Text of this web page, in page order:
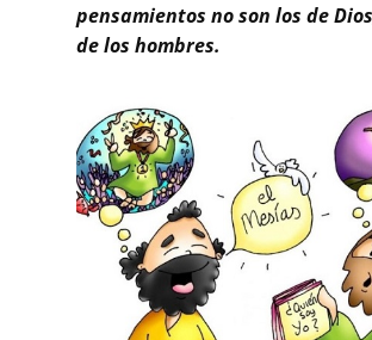
pensamientos no son los de
de los hombres.